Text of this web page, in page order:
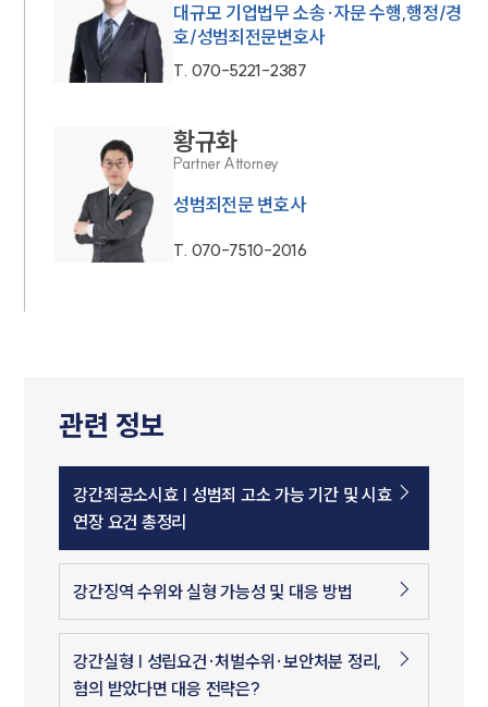
대규모 기업법무 소송·자문 수행,행정/경
호/성범죄전문변호사
T. 070-5221-2387
황규화
Partner Attorney
성범죄전문 변호사
T. 070-7510-2016
관련 정보
강간죄공소시효 | 성범죄 고소 가능 기간 및 시효
연장 요건 총정리
강간징역 수위와 실형 가능성 및 대응 방법
강간실형 | 성립요건·처벌수위·보안처분 정리,
혐의 받았다면 대응 전략은?